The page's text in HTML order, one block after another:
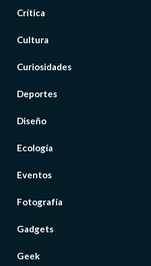
Crítica
Cultura
Curiosidades
Deportes
Diseño
Ecología
Eventos
Fotografía
Gadgets
Geek